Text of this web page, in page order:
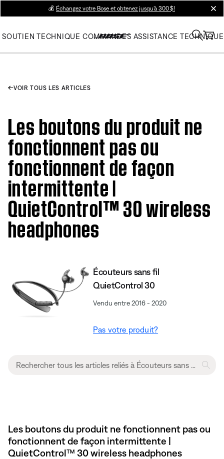
💰 Échangez votre Bose et obtenez jusqu’à 300 $!
SOUTIEN TECHNIQUE COMMANDES ASSISTANCE TECHNIQUE
VOIR TOUS LES ARTICLES
Les boutons du produit ne
fonctionnent pas ou
fonctionnent de façon
intermittente |
QuietControl™ 30 wireless
headphones
Écouteurs sans fil
QuietControl 30
Vendu entre 2016 - 2020
Pas votre produit?
Les boutons du produit ne fonctionnent pas ou
fonctionnent de façon intermittente |
QuietControl™ 30 wireless headphones